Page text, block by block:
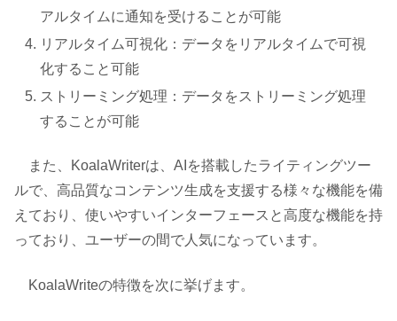
アルタイムに通知を受けることが可能
リアルタイム可視化：データをリアルタイムで可視
化すること可能
ストリーミング処理：データをストリーミング処理
することが可能
また、KoalaWriterは、AIを搭載したライティングツー
ルで、高品質なコンテンツ生成を支援する様々な機能を備
えており、使いやすいインターフェースと高度な機能を持
っており、ユーザーの間で人気になっています。
KoalaWriteの特徴を次に挙げます。